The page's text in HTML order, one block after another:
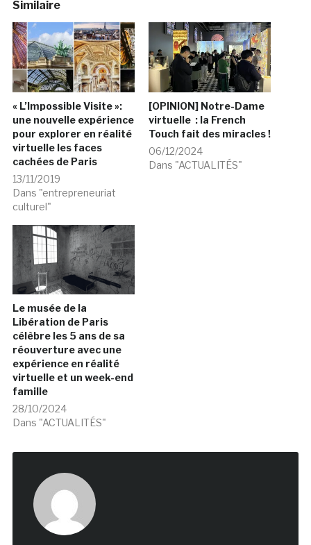
Similaire
« L’Impossible Visite »:
une nouvelle expérience
pour explorer en réalité
virtuelle les faces
cachées de Paris
13/11/2019
Dans "entrepreneuriat
culturel"
[OPINION] Notre-Dame
virtuelle : la French
Touch fait des miracles !
06/12/2024
Dans "ACTUALITÉS"
Le musée de la
Libération de Paris
célèbre les 5 ans de sa
réouverture avec une
expérience en réalité
virtuelle et un week-end
famille
28/10/2024
Dans "ACTUALITÉS"